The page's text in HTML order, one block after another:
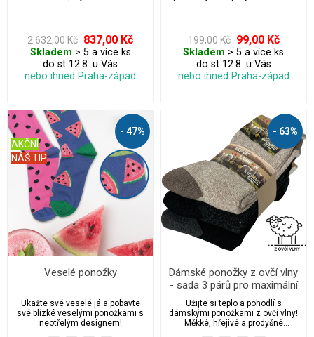
každodenní nošení.
2 632,00 Kč 837,00 Kč
Skladem > 5 a více ks
do st 12.8. u Vás
nebo ihned Praha-západ
199,00 Kč 99,00 Kč
Skladem > 5 a více ks
do st 12.8. u Vás
nebo ihned Praha-západ
- 47%
NÁŠ TIP
AKČNÍ
Veselé ponožky
Ukažte své veselé já a pobavte
své blízké veselými ponožkami s
neotřelým designem!
- 63%
Dámské ponožky z ovčí vlny
- sada 3 párů pro maximální
teplo a pohodlí
Užijte si teplo a pohodlí s
dámskými ponožkami z ovčí vlny!
Měkké, hřejivé a prodyšné